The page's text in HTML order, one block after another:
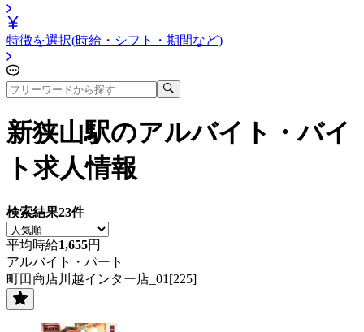
特徴を選択(時給・シフト・期間など)
新狭山駅のアルバイト・バイ
ト求人情報
検索結果23件
平均時給1,655円
アルバイト・パート
町田商店川越インター店_01[225]